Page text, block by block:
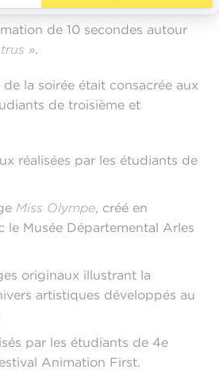
de 10 secondes autour
».
la soirée était consacrée aux
de troisième et
réalisées par les étudiants de
Miss Olympe, créé en
le Musée Départemental Arles
originaux illustrant la
artistiques développés au
par les étudiants de 4e
Animation First.